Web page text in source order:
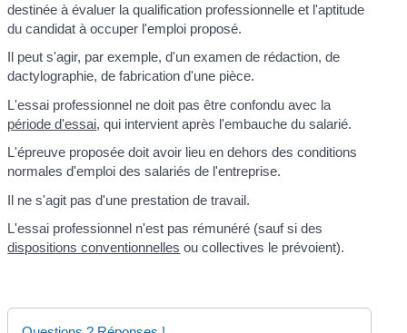
destinée à évaluer la qualification professionnelle et l'aptitude
du candidat à occuper l'emploi proposé.
Il peut s'agir, par exemple, d'un examen de rédaction, de
dactylographie, de fabrication d'une pièce.
L'essai professionnel ne doit pas être confondu avec la
période d'essai, qui intervient après l'embauche du salarié.
L'épreuve proposée doit avoir lieu en dehors des conditions
normales d'emploi des salariés de l'entreprise.
Il ne s'agit pas d'une prestation de travail.
L'essai professionnel n'est pas rémunéré (sauf si des
dispositions conventionnelles ou collectives le prévoient).